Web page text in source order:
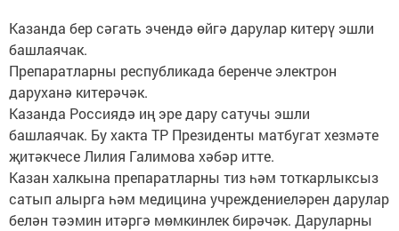
Казанда бер сәгать эчендә өйгә дарулар китерү эшли
башлаячак.
Препаратларны республикада беренче электрон
даруханә китерәчәк.
Казанда Россиядә иң эре дару сатучы эшли
башлаячак. Бу хакта ТР Президенты матбугат хезмәте
җитәкчесе Лилия Галимова хәбәр итте.
Казан халкына препаратларны тиз һәм тоткарлыксыз
сатып алырга һәм медицина учреждениеләрен дарулар
белән тәэмин итәргә мөмкинлек бирәчәк. Даруларны